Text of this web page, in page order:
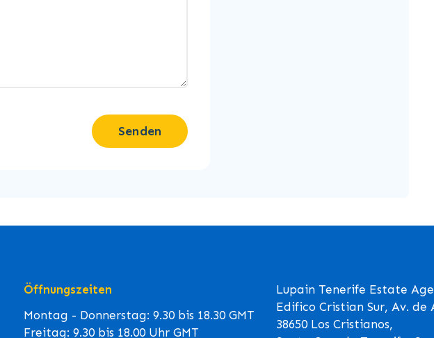
Senden
Öffnungszeiten
Montag - Donnerstag: 9.30 bis 18.30 GMT
Freitag: 9.30 bis 18.00 Uhr GMT
Lupain Tenerife Estate
Edifico Cristian Sur, Av. de
38650 Los Cristianos,